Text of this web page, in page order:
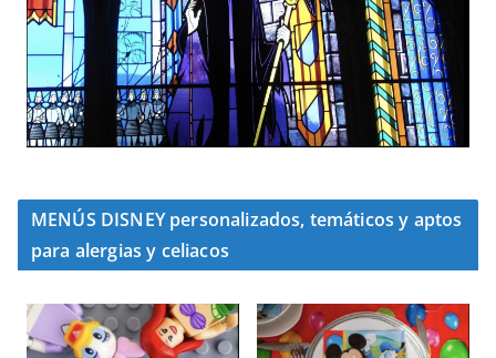
MENÚS DISNEY personalizados, temáticos y aptos
para alergias y celiacos